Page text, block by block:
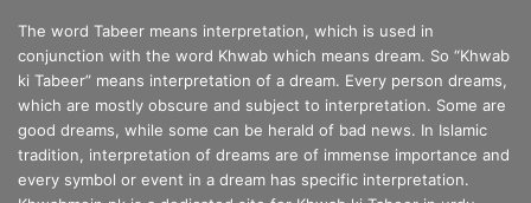
The word Tabeer means interpretation, which is used in
conjunction with the word Khwab which means dream. So “Khwab
ki Tabeer” means interpretation of a dream. Every person dreams,
which are mostly obscure and subject to interpretation. Some are
good dreams, while some can be herald of bad news. In Islamic
tradition, interpretation of dreams are of immense importance and
every symbol or event in a dream has specific interpretation.